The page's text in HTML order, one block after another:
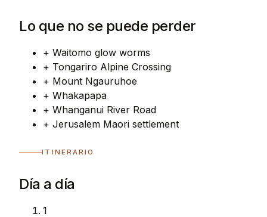
Lo que no se puede perder
+ Waitomo glow worms
+ Tongariro Alpine Crossing
+ Mount Ngauruhoe
+ Whakapapa
+ Whanganui River Road
+ Jerusalem Maori settlement
ITINERARIO
Día a día
1